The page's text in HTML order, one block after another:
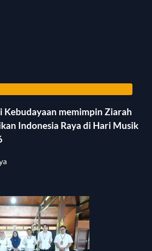
memimpin Ziarah
Indonesia Raya di Hari Musik